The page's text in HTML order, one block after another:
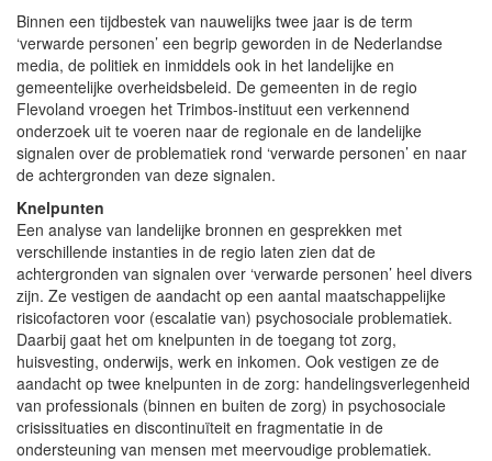
Binnen een tijdbestek van nauwelijks twee jaar is de term
‘verwarde personen’ een begrip geworden in de Nederlandse
media, de politiek en inmiddels ook in het landelijke en
gemeentelijke overheidsbeleid. De gemeenten in de regio
Flevoland vroegen het Trimbos-instituut een verkennend
onderzoek uit te voeren naar de regionale en de landelijke
signalen over de problematiek rond ‘verwarde personen’ en naar
de achtergronden van deze signalen.
Knelpunten
Een analyse van landelijke bronnen en gesprekken met
verschillende instanties in de regio laten zien dat de
achtergronden van signalen over ‘verwarde personen’ heel divers
zijn. Ze vestigen de aandacht op een aantal maatschappelijke
risicofactoren voor (escalatie van) psychosociale problematiek.
Daarbij gaat het om knelpunten in de toegang tot zorg,
huisvesting, onderwijs, werk en inkomen. Ook vestigen ze de
aandacht op twee knelpunten in de zorg: handelingsverlegenheid
van professionals (binnen en buiten de zorg) in psychosociale
crisissituaties en discontinuïteit en fragmentatie in de
ondersteuning van mensen met meervoudige problematiek.